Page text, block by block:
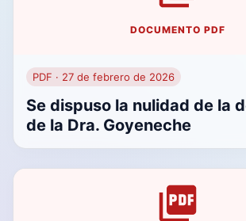
DOCUMENTO PDF
PDF · 27 de febrero de 2026
Se dispuso la nulidad de la
de la Dra. Goyeneche